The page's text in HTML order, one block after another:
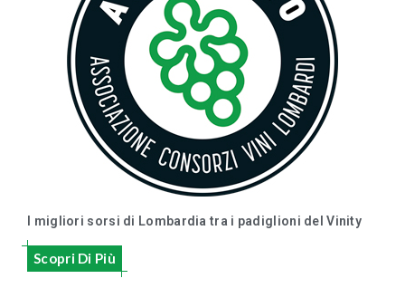
I migliori sorsi di Lombardia tra i padiglioni del Vinity
Scopri Di Più